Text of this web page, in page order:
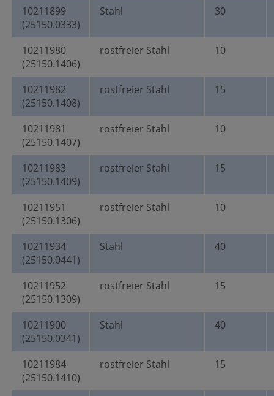
10211899
(25150.0333)
Stahl 30
10211980
(25150.1406)
rostfreier Stahl 10
10211982
(25150.1408)
rostfreier Stahl 15
10211981
(25150.1407)
rostfreier Stahl 10
10211983
(25150.1409)
rostfreier Stahl 15
10211951
(25150.1306)
rostfreier Stahl 10
10211934
(25150.0441)
Stahl 40
10211952
(25150.1309)
rostfreier Stahl 15
10211900
(25150.0341)
Stahl 40
10211984
(25150.1410)
rostfreier Stahl 15